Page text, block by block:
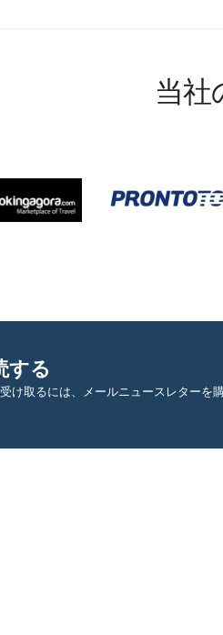
当社
する
け取るには、メールニュースレターを